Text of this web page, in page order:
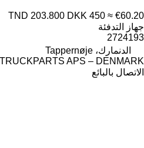
TND 203.800 DKK 450 ≈ €60.20
جهاز التدفئة
2724193
الدنمارك، Tappernøje
APS – DENMARK
الاتصال بالبائع